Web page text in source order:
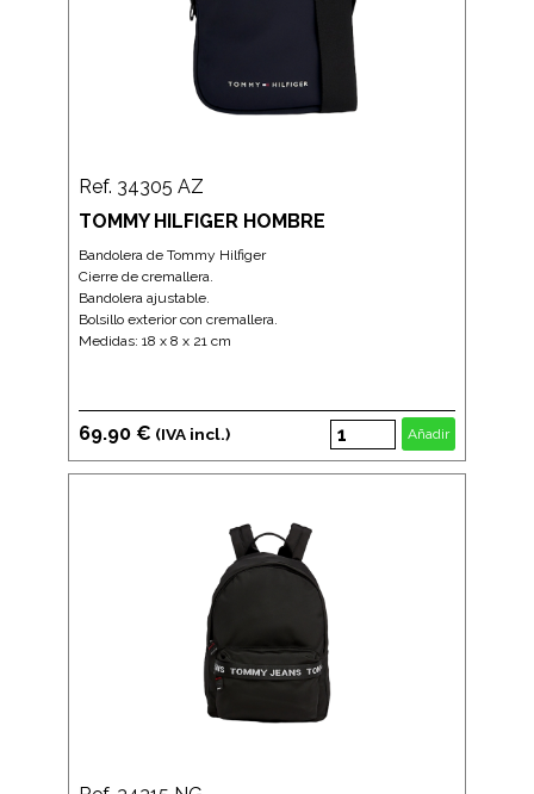
Ref. 34305 AZ
TOMMY HILFIGER HOMBRE
Bandolera de Tommy Hilfiger
Cierre de cremallera.
Bandolera ajustable.
Bolsillo exterior con cremallera.
Medidas: 18 x 8 x 21 cm
69.90 € (IVA incl.) Añadir